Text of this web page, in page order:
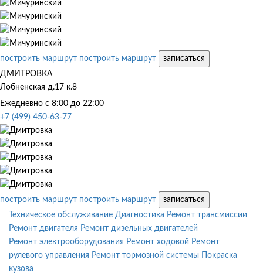
построить маршрут построить маршрут
записаться
ДМИТРОВКА
Лобненская д.17 к.8
Ежедневно с 8:00 до 22:00
+7 (499) 450-63-77
построить маршрут построить маршрут
записаться
Техническое обслуживание Диагностика Ремонт трансмиссии
Ремонт двигателя Ремонт дизельных двигателей
Ремонт электрооборудования Ремонт ходовой Ремонт
рулевого управления Ремонт тормозной системы
Покраска
кузова